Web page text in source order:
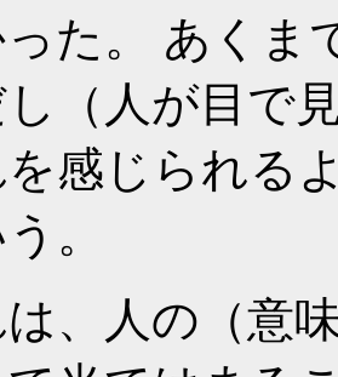
た。 あくま
（人が目で
感じられる
。
は、人の（意